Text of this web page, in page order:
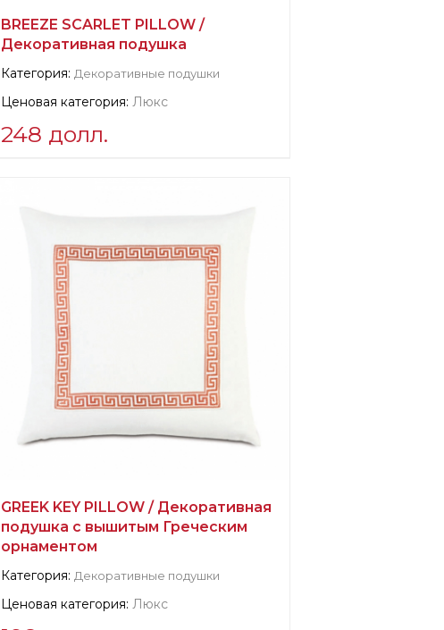
BREEZE SCARLET PILLOW /
Декоративная подушка
Категория: Декоративные подушки
Ценовая категория: Люкс
248 долл.
Производитель:
GREEK KEY PILLOW / Декоративная
подушка с вышитым Греческим
орнаментом
Категория: Декоративные подушки
Ценовая категория: Люкс